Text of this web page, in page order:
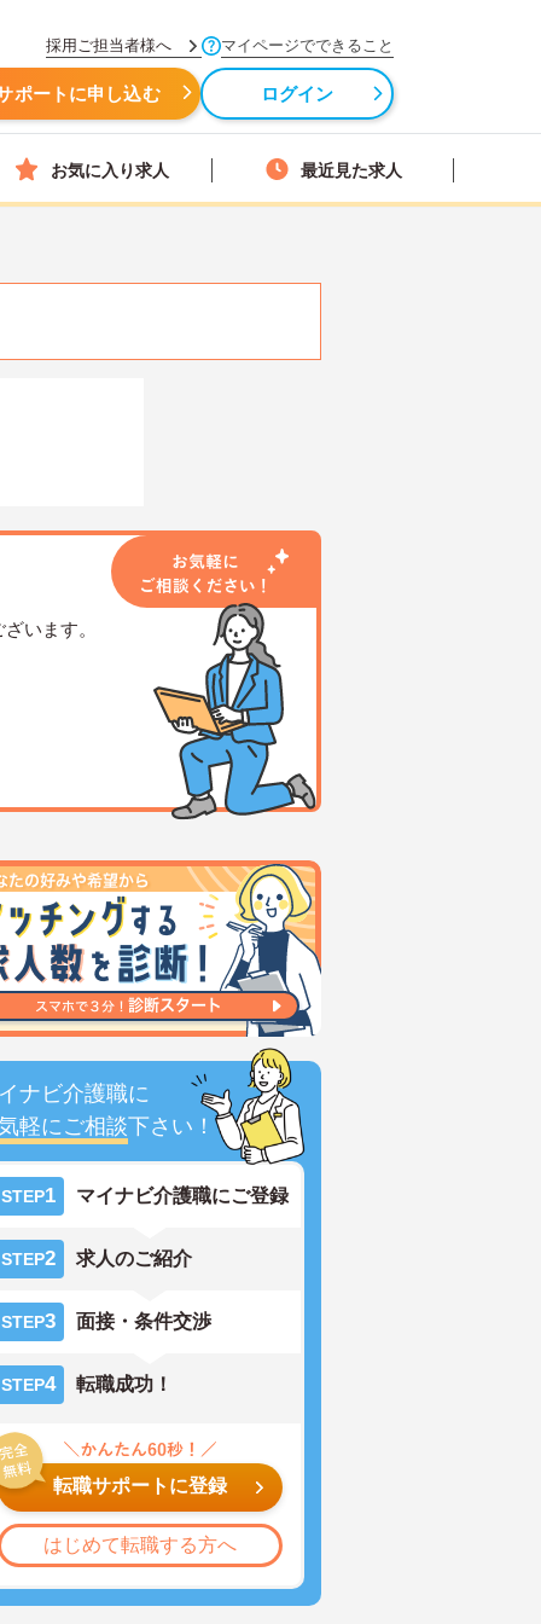
採用ご担当者様へ マイページでできること
ポートに申し込む ログイン
お気に入り求人 最近見た求人
います。
ナビ介護職に
軽にご相談下さい！
STEP1 マイナビ介護職にご登録
STEP2 求人のご紹介
STEP3 面接・条件交渉
STEP4 転職成功！
転職サポートに登録
はじめて転職する方へ